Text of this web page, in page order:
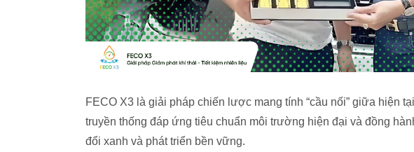
FECO X3 là giải pháp chiến lược mang tính “cầu nối” giữa hiện
truyền thống đáp ứng tiêu chuẩn môi trường hiện đại và đồng
đổi xanh và phát triển bền vững.